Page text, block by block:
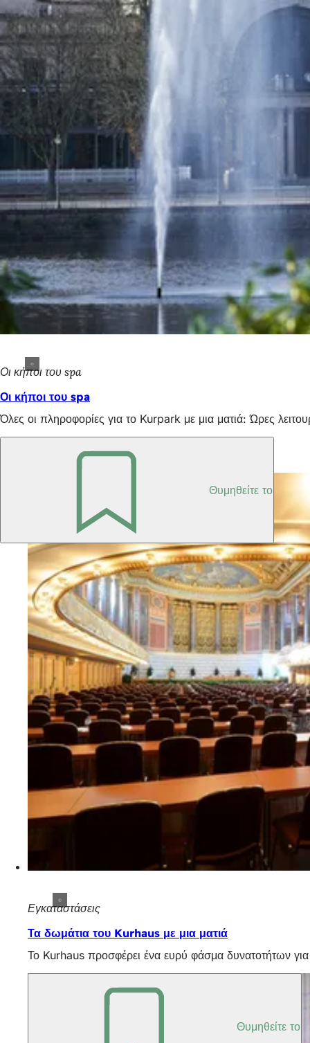
Οι κήποι του spa
Οι κήποι του spa
Όλες οι πληροφορίες για το Kurpark με μια ματιά: Ώρες
Θυμηθείτε το
Το Kurhaus Wiesbaden ως χώρος εκδηλώσεων
Εγκαταστάσεις
Τα δωμάτια του Kurhaus με μια ματιά
Το Kurhaus προσφέρει ένα ευρύ φάσμα δυνατοτήτων
Θυμηθείτε το